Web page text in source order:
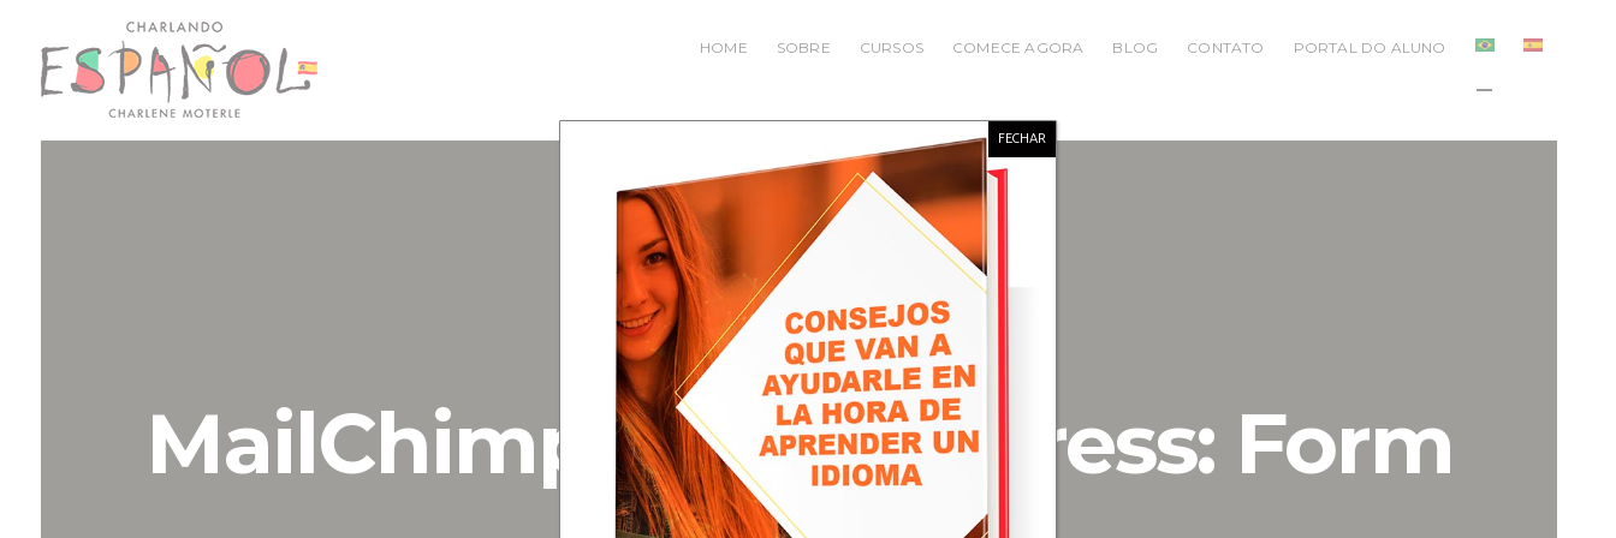
HOME SOBRE CURSOS COMECE AGORA BLOG CONTATO PORTAL DO ALUNO
MailChimp for WordPress: Form
FECHAR